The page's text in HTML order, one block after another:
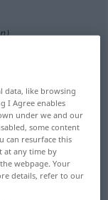
Tragfläche
data, like browsing
I Agree enables
under we and our
some content
can resurface this
at any time by
webpage. Your
details, refer to our